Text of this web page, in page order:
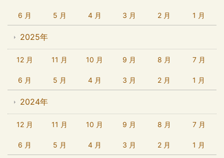
6 月 5 月 4 月 3 月 2 月 1 月
2025年
12 月 11 月 10 月 9 月 8 月 7 月
6 月 5 月 4 月 3 月 2 月 1 月
2024年
12 月 11 月 10 月 9 月 8 月 7 月
6 月 5 月 4 月 3 月 2 月 1 月